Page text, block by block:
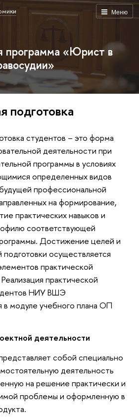
Меню
программа «Юрист в
подготовка
студентов – это форма
деятельности при
программы в условиях
определенных видов
профессиональной
на формирование,
практических навыков и
соответствующей
Достижение целей и
подготовки осуществляется
практической
практической
НИУ ВШЭ
в модуле учебного плана ОП
деятельности
собой специально
деятельность
на решение практически и
проблемы и оформленную в